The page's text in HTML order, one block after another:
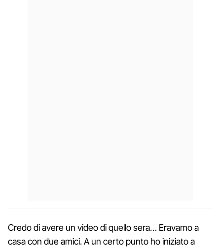
Credo di avere un video di quello sera… Eravamo a
casa con due amici. A un certo punto ho iniziato a